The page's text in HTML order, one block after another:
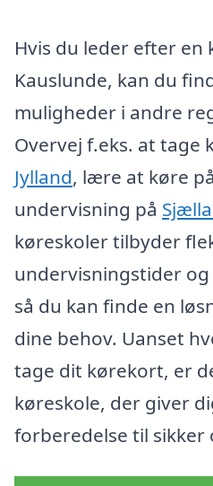
Hvis du leder efter
Kauslunde, kan du
muligheder i andre
Overvej f.eks. at tage
Jylland, lære at køre på
undervisning på
køreskoler tilbyder
undervisningstider
så du kan finde en
dine behov. Uanset
tage dit kørekort, er
køreskole, der giver
forberedelse til sikker